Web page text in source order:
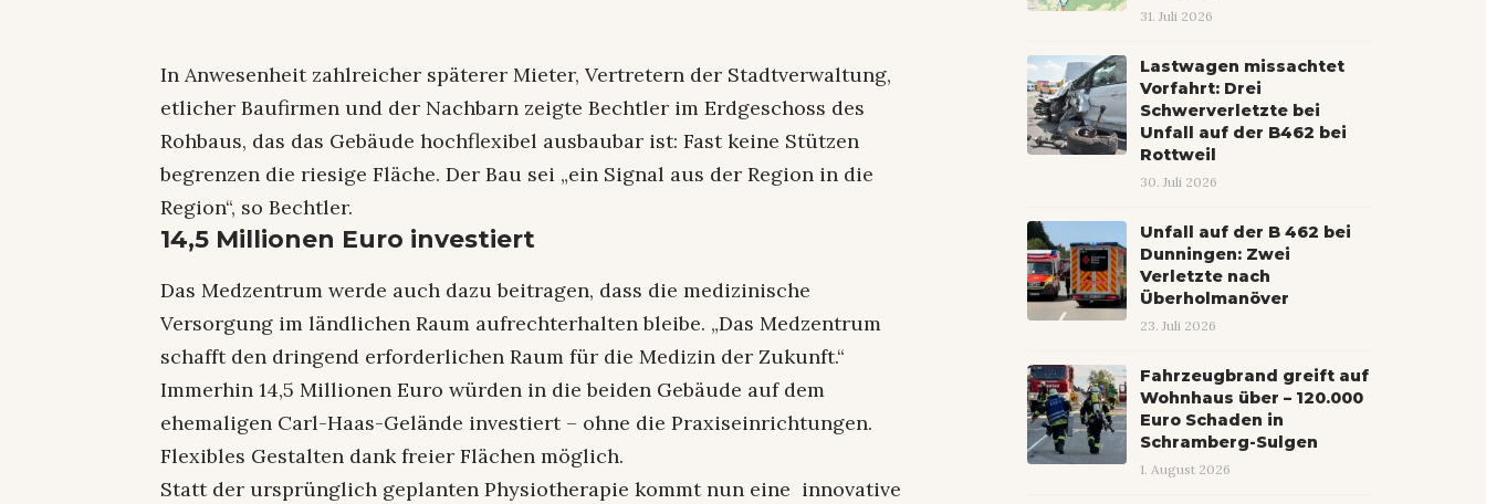
In Anwesenheit zahlreicher späterer Mieter, Vertretern der Stadtverwaltung,
etlicher Baufirmen und der Nachbarn zeigte Bechtler im Erdgeschoss des
Rohbaus, das das Gebäude hochflexibel ausbaubar ist: Fast keine Stützen
begrenzen die riesige Fläche. Der Bau sei „ein Signal aus der Region in die
Region“, so Bechtler.
14,5 Millionen Euro investiert
Das Medzentrum werde auch dazu beitragen, dass die medizinische
Versorgung im ländlichen Raum aufrechterhalten bleibe. „Das Medzentrum
schafft den dringend erforderlichen Raum für die Medizin der Zukunft.“
Immerhin 14,5 Millionen Euro würden in die beiden Gebäude auf dem
ehemaligen Carl-Haas-Gelände investiert – ohne die Praxiseinrichtungen.
Flexibles Gestalten dank freier Flächen möglich.
Statt der ursprünglich geplanten Physiotherapie kommt nun eine innovative
31. Juli 2026
Lastwagen missachtet
Vorfahrt: Drei
Schwerverletzte bei
Unfall auf der B462 bei
Rottweil
30. Juli 2026
Unfall auf der B 462 bei
Dunningen: Zwei
Verletzte nach
Überholmanöver
23. Juli 2026
Fahrzeugbrand greift auf
Wohnhaus über – 120.000
Euro Schaden in
Schramberg-Sulgen
1. August 2026